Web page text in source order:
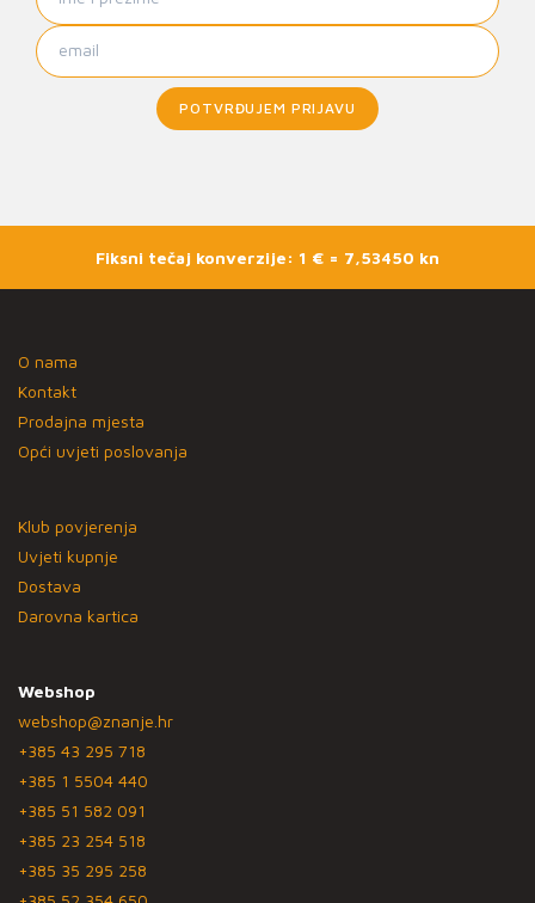
POTVRĐUJEM PRIJAVU
Fiksni tečaj konverzije: 1 € = 7,53450 kn
O nama
Kontakt
Prodajna mjesta
Opći uvjeti poslovanja
Klub povjerenja
Uvjeti kupnje
Dostava
Darovna kartica
Webshop
webshop@znanje.hr
+385 43 295 718
+385 1 5504 440
+385 51 582 091
+385 23 254 518
+385 35 295 258